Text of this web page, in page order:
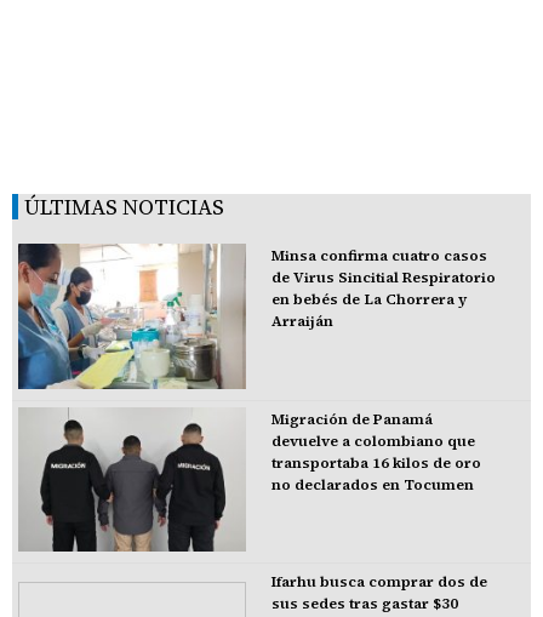
ÚLTIMAS NOTICIAS
Minsa confirma cuatro casos
de Virus Sincitial Respiratorio
en bebés de La Chorrera y
Arraiján
Migración de Panamá
devuelve a colombiano que
transportaba 16 kilos de oro
no declarados en Tocumen
Ifarhu busca comprar dos de
sus sedes tras gastar $30